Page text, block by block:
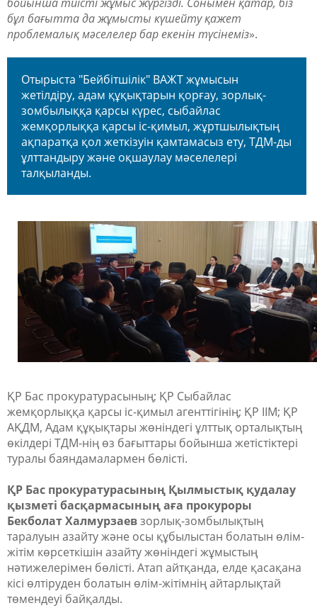
бұл бағытта да жұмысты күшейту қажет
проблемалық мәселелер бар екенін түсінеміз».
Отырыста "Бейбітшілік" ВАЖТ жұмысын
жетілдіру, адам құқықтарын қорғау, зорлық-
зомбылыққа қарсы күрес, сыбайлас
жемқорлыққа қарсы іс-қимыл, жұртшылықтың
ақпаратқа қол жеткізуін қамтамасыз ету, ТДМ-ды
ұлттандыру және оқшаулау мәселелері
талқыланды.
ҚР Бас прокуратурасының; ҚР Сыбайлас
жемқорлыққа қарсы іс-қимыл агенттігінің; ҚР ІІМ; ҚР
АҚДМ, Адам құқықтары жөніндегі ұлттық орталықтың
өкілдері ТДМ-нің өз бағыттары бойынша жетістіктері
туралы баяндамалармен бөлісті.
ҚР Бас прокуратурасының Қылмыстық қудалау
қызметі басқармасының аға прокуроры
Бекболат Халмурзаевзорлық-зомбылықтың
таралуын азайту және осы құбылыстан болатын өлім-
жітім көрсеткішін азайту жөніндегі жұмыстың
нәтижелерімен бөлісті. Атап айтқанда, елде қасақана
кісі өлтіруден болатын өлім-жітімнің айтарлықтай
төмендеуі байқалды.